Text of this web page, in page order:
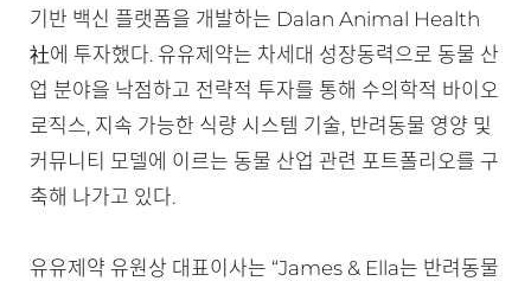
기반 백신 플랫폼을 개발하는 Dalan Animal Health
社에 투자했다. 유유제약는 차세대 성장동력으로 동물 산
업 분야을 낙점하고 전략적 투자를 통해 수의학적 바이오
로직스, 지속 가능한 식량 시스템 기술, 반려동물 영양 및
커뮤니티 모델에 이르는 동물 산업 관련 포트폴리오를 구
축해 나가고 있다.
유유제약 유원상 대표이사는 “James & Ella는 반려동물